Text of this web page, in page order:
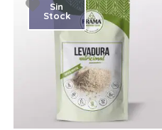
Sin
Stock